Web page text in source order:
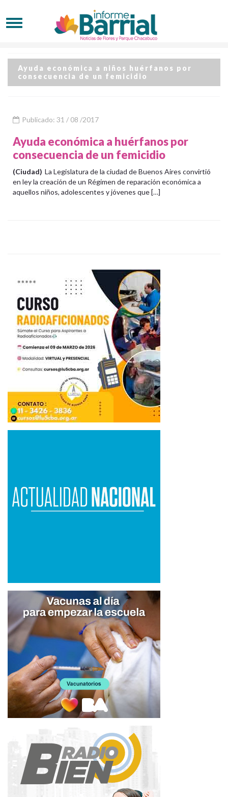
Ayuda económica a niños huérfanos por
consecuencia de un femicidio
Publicado: 31 / 08 /2017
Ayuda económica a huérfanos por
consecuencia de un femicidio
(Ciudad) La Legislatura de la ciudad de Buenos Aires convirtió
en ley la creación de un Régimen de reparación económica a
aquellos niños, adolescentes y jóvenes que […]